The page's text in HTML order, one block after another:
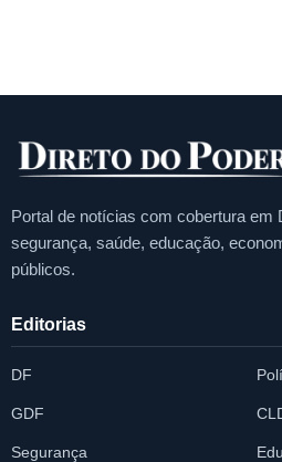
Portal de notícias com cobertura em
segurança, saúde, educação,
públicos.
Editorias
DF
GDF
Segurança